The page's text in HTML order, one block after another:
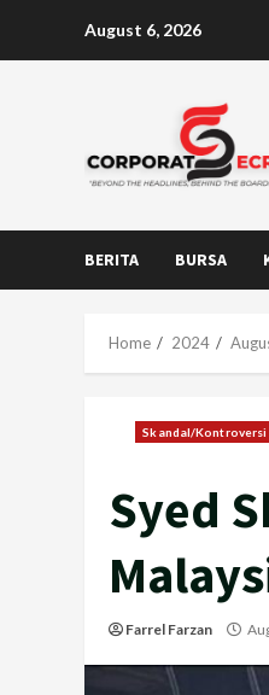
August 6, 2026
BERITA BURSA
Home 2024
Skandal/Kontroversi
Syed
Farrel Farzan